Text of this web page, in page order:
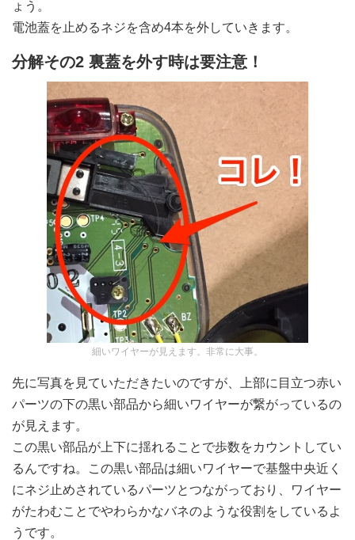
ょう。
電池蓋を止めるネジを含め4本を外していきます。
分解その2 裏蓋を外す時は要注意！
細いワイヤーが見えます。非常に大事。
先に写真を見ていただきたいのですが、上部に目立つ赤い
パーツの下の黒い部品から細いワイヤーが繋がっているの
が見えます。
この黒い部品が上下に揺れることで歩数をカウントしてい
るんですね。この黒い部品は細いワイヤーで基盤中央近く
にネジ止めされているパーツとつながっており、ワイヤー
がたわむことでやわらかなバネのような役割をしているよ
うです。